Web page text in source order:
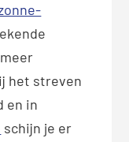
het streven
en in
schijn je er